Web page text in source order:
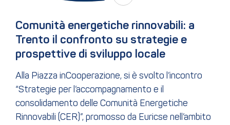
Comunità energetiche rinnovabili: a
Trento il confronto su strategie e
prospettive di sviluppo locale
Alla Piazza inCooperazione, si è svolto l’incontro
“Strategie per l’accompagnamento e il
consolidamento delle Comunità Energetiche
Rinnovabili (CER)”, promosso da Euricse nell’ambito